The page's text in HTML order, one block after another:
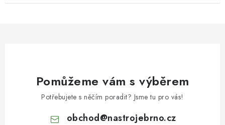
Pomůžeme vám s výběrem
Potřebujete s něčím poradit? Jsme tu pro vás!
obchod@nastrojebrno.cz